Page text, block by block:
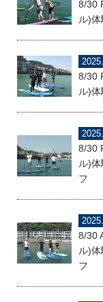
8/30
ル)
8/30
ル)
8/30
ル)
フ
8/30
ル)
フ